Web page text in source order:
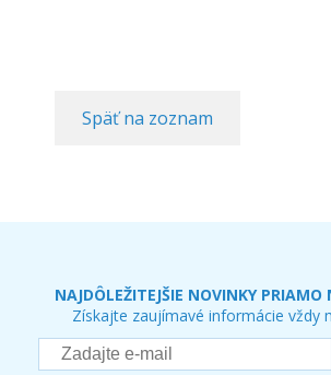
Späť na zoznam
NAJDÔLEŽITEJŠIE NOVINKY PRIAMO
Získajte zaujímavé informácie vždy